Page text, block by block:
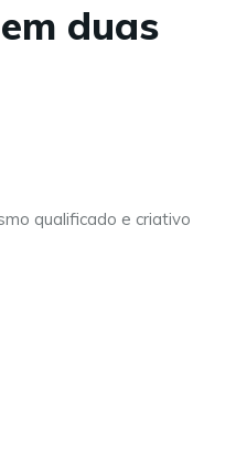
duas
qualificado e criativo